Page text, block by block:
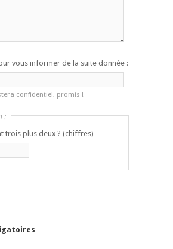
vous informer de la suite donnée :
confidentiel, promis !
:
trois plus deux ? (chiffres)